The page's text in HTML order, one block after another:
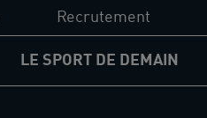
Recrutement
LE SPORT DE DEMAIN